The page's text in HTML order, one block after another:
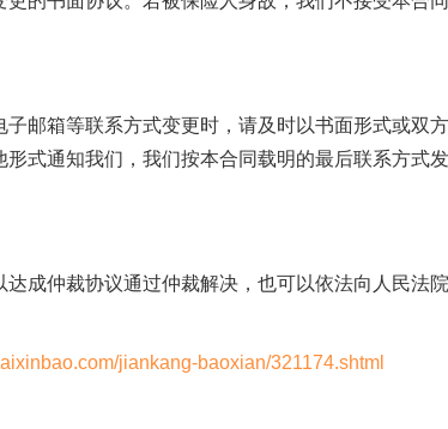
箱等联系方式变更时，请及时以书面形式或双
式通知我们，我们按本合同载明的最后联系方式
仲裁协议通过仲裁解决，也可以依法向人民法
jiankang-baoxian/321174.shtml